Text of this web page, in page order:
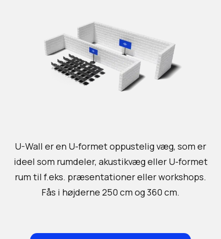
U-Wall er en U-formet oppustelig væg, som er
ideel som rumdeler, akustikvæg eller U-formet
rum til f.eks. præsentationer eller workshops.
Fås i højderne 250 cm og 360 cm.